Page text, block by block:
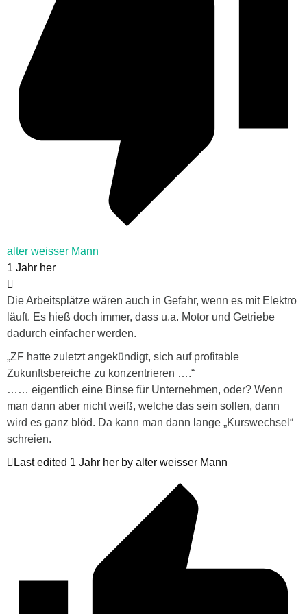
alter weisser Mann
1 Jahr her
Die Arbeitsplätze wären auch in Gefahr, wenn es mit Elektro
läuft. Es hieß doch immer, dass u.a. Motor und Getriebe
dadurch einfacher werden.
„ZF hatte zuletzt angekündigt, sich auf profitable
Zukunftsbereiche zu konzentrieren ….“
…… eigentlich eine Binse für Unternehmen, oder? Wenn
man dann aber nicht weiß, welche das sein sollen, dann
wird es ganz blöd. Da kann man dann lange „Kurswechsel“
schreien.
Last edited 1 Jahr her by alter weisser Mann